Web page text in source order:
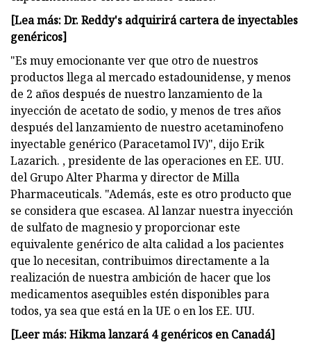
[Lea más: Dr. Reddy's adquirirá cartera de inyectables
genéricos]
"Es muy emocionante ver que otro de nuestros
productos llega al mercado estadounidense, y menos
de 2 años después de nuestro lanzamiento de la
inyección de acetato de sodio, y menos de tres años
después del lanzamiento de nuestro acetaminofeno
inyectable genérico (Paracetamol IV)", dijo Erik
Lazarich. , presidente de las operaciones en EE. UU.
del Grupo Alter Pharma y director de Milla
Pharmaceuticals. "Además, este es otro producto que
se considera que escasea. Al lanzar nuestra inyección
de sulfato de magnesio y proporcionar este
equivalente genérico de alta calidad a los pacientes
que lo necesitan, contribuimos directamente a la
realización de nuestra ambición de hacer que los
medicamentos asequibles estén disponibles para
todos, ya sea que está en la UE o en los EE. UU.
[Leer más: Hikma lanzará 4 genéricos en Canadá]